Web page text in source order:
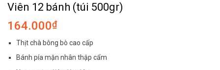
Viên 12 bánh (túi 500gr)
164.000₫
Thịt chà bông bò cao cấp
Bánh pía mặn nhân thập cẩm